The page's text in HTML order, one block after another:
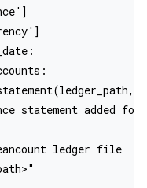
statement added for
ledger file